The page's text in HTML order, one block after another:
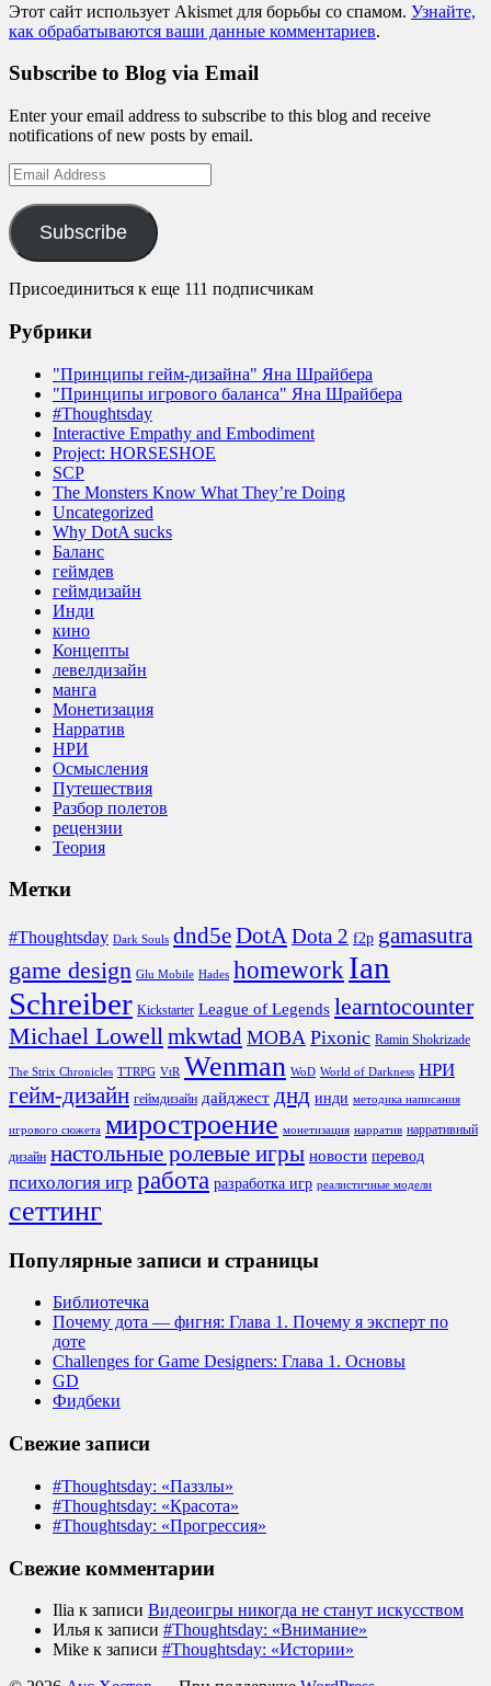
Этот сайт использует Akismet для борьбы со спамом. Узнайте,
как обрабатываются ваши данные комментариев.
Subscribe to Blog via Email
Enter your email address to subscribe to this blog and receive
notifications of new posts by email.
Email
Address
Subscribe
Присоединиться к еще 111 подписчикам
Рубрики
"Принципы гейм-дизайна" Яна Шрайбера
"Принципы игрового баланса" Яна Шрайбера
#Thoughtsday
Interactive Empathy and Embodiment
Project: HORSESHOE
SCP
The Monsters Know What They’re Doing
Uncategorized
Why DotA sucks
Баланс
геймдев
геймдизайн
Инди
кино
Концепты
левелдизайн
манга
Монетизация
Нарратив
НРИ
Осмысления
Путешествия
Разбор полетов
рецензии
Теория
Метки
#Thoughtsday Dark Souls dnd5eDotADota 2 f2p gamasutra
game design Glu Mobile Hades homework Ian
Schreiber Kickstarter League of Legends learntocounter
Michael Lowell mkwtad MOBA Pixonic Ramin Shokrizade
The Strix Chronicles TTRPG VtR Wenman WoD World of Darkness НРИ
гейм-дизайн геймдизайн дайджест днд инди методика написания
игрового сюжета миростроение монетизация нарратив нарративный
дизайн настольные ролевые игры новости перевод
психология игр работа разработка игр реалистичные модели
сеттинг
Популярные записи и страницы
Библиотечка
Почему дота — фигня: Глава 1. Почему я эксперт по
доте
Challenges for Game Designers: Глава 1. Основы
GD
Фидбеки
Свежие записи
#Thoughtsday: «Паззлы»
#Thoughtsday: «Красота»
#Thoughtsday: «Прогрессия»
Свежие комментарии
Ilia к записи Видеоигры никогда не станут искусством
Илья к записи #Thoughtsday: «Внимание»
Mike к записи #Thoughtsday: «Истории»